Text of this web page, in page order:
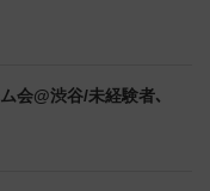
会@渋谷/未経験者､